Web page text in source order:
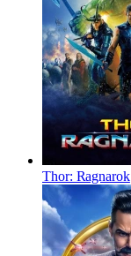
Thor: Ragnarok